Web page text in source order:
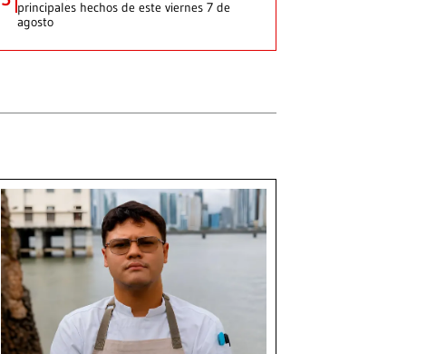
principales hechos de este viernes 7 de
agosto